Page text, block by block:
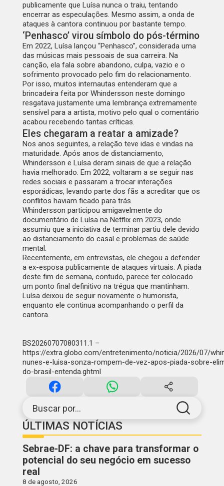
Buscar por...
ÚLTIMAS NOTÍCIAS
Sebrae-DF: a chave para transformar o
potencial do seu negócio em sucesso
real
8 de agosto, 2026
publicamente que Luísa nunca o traiu, tentando
encerrar as especulações. Mesmo assim, a onda de
ataques à cantora continuou por bastante tempo.
‘Penhasco’ virou símbolo do pós-término
Em 2022, Luísa lançou “Penhasco”, considerada uma
das músicas mais pessoais de sua carreira. Na
canção, ela fala sobre abandono, culpa, vazio e o
sofrimento provocado pelo fim do relacionamento.
Por isso, muitos internautas entenderam que a
brincadeira feita por Whindersson neste domingo
resgatava justamente uma lembrança extremamente
sensível para a artista, motivo pelo qual o comentário
acabou recebendo tantas críticas.
Eles chegaram a reatar a amizade?
Nos anos seguintes, a relação teve idas e vindas na
maturidade. Após anos de distanciamento,
Whindersson e Luísa deram sinais de que a relação
havia melhorado. Em 2022, voltaram a se seguir nas
redes sociais e passaram a trocar interações
esporádicas, levando parte dos fãs a acreditar que os
conflitos haviam ficado para trás.
Whindersson participou amigavelmente do
documentário de Luísa na Netflix em 2023, onde
assumiu que a iniciativa de terminar partiu dele devido
ao distanciamento do casal e problemas de saúde
mental.
Recentemente, em entrevistas, ele chegou a defender
a ex-esposa publicamente de ataques virtuais. A piada
deste fim de semana, contudo, parece ter colocado
um ponto final definitivo na trégua que mantinham.
Luísa deixou de seguir novamente o humorista,
enquanto ele continua acompanhando o perfil da
cantora.
BS20260707080311.1 –
https://extra.globo.com/entretenimento/noticia/2026/07/
nunes-e-luisa-sonza-rompem-de-vez-apos-piada-sobre-
do-brasil-entenda.ghtml